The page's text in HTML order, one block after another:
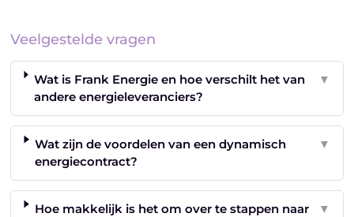
Veelgestelde vragen
Wat is Frank Energie en hoe verschilt het van
andere energieleveranciers?
▼
Wat zijn de voordelen van een dynamisch
energiecontract?
▼
Hoe makkelijk is het om over te stappen naar
▼